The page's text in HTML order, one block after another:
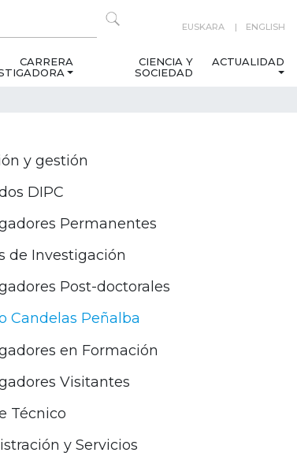
EUSKARA ENGLISH
CARRERA
CIENCIA Y
SOCIEDAD
ACTUALIDAD
y gestión
DIPC
Permanentes
de Investigación
Post-doctorales
Candelas Peñalba
en Formación
Visitantes
Técnico
y Servicios